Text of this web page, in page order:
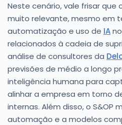
Neste cenário, vale frisar que
muito relevante, mesmo em
automatização e uso de IA
relacionados à cadeia de
análise de consultores da
previsões de médio a longo
inteligência humana para
alinhar a empresa em torno
internas. Além disso, o S&OP
automação e a modelos